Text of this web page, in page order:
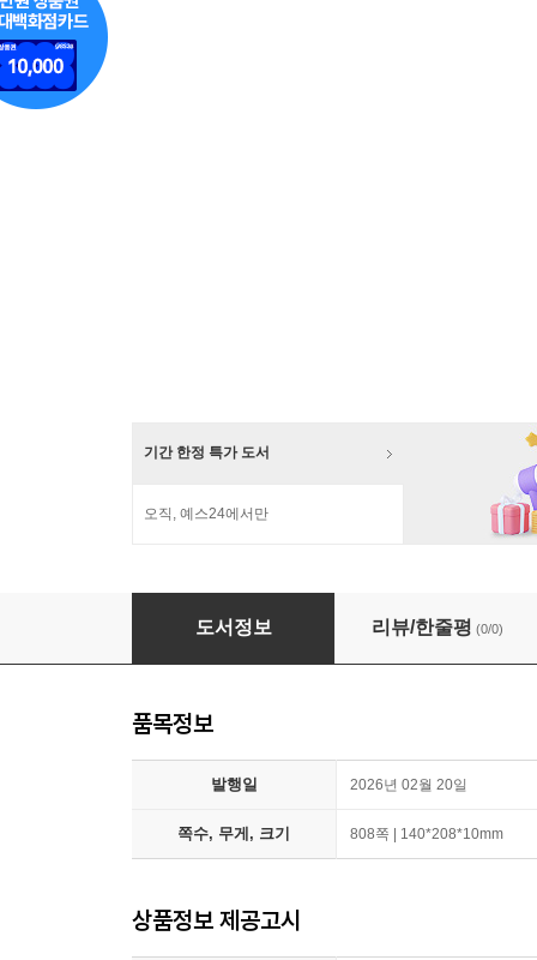
기간 한정 특가 도서
오직, 예스24에서만
팜 수학편 1~4권
도서정보 리뷰/한줄평 (0/0)
품목정보
발행일 2026년 02월 20일
쪽수, 무게, 크기 808쪽 | 140*208*10mm
상품정보 제공고시